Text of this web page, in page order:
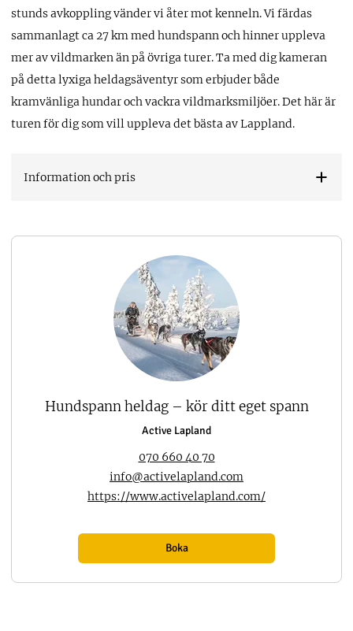
Hundspann heldag – kör ditt eget spann
Active Lapland
070 660 40 70
info@activelapland.com
https://www.activelapland.com/
Boka
stunds avkoppling vänder vi åter mot kenneln. Vi färdas
sammanlagt ca 27 km med hundspann och hinner uppleva
mer av vildmarken än på övriga turer. Ta med dig kameran
på detta lyxiga heldagsäventyr som erbjuder både
kramvänliga hundar och vackra vildmarksmiljöer. Det här är
turen för dig som vill uppleva det bästa av Lappland.
Information och pris